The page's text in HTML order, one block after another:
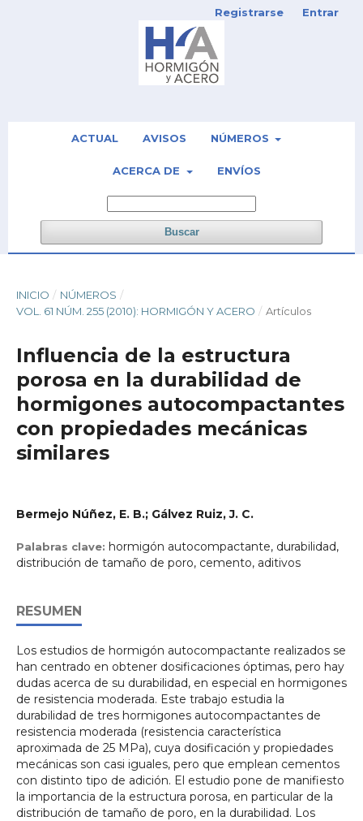
ACTUAL AVISOS NÚMEROS
ACERCA DE ENVÍOS
Buscar
Registrarse Entrar
INICIO / NÚMEROS /
VOL. 61 NÚM. 255 (2010): HORMIGÓN Y ACERO / Artículos
Influencia de la estructura
porosa en la durabilidad de
hormigones autocompactantes
con propiedades mecánicas
similares
Bermejo Núñez, E. B.; Gálvez Ruiz, J. C.
Palabras clave: hormigón autocompactante, durabilidad,
distribución de tamaño de poro, cemento, aditivos
RESUMEN
Los estudios de hormigón autocompactante realizados se
han centrado en obtener dosificaciones óptimas, pero hay
dudas acerca de su durabilidad, en especial en hormigones
de resistencia moderada. Este trabajo estudia la
durabilidad de tres hormigones autocompactantes de
resistencia moderada (resistencia característica
aproximada de 25 MPa), cuya dosificación y propiedades
mecánicas son casi iguales, pero que emplean cementos
con distinto tipo de adición. El estudio pone de manifiesto
la importancia de la estructura porosa, en particular de la
distribución de tamaño de poro, en la durabilidad. Los